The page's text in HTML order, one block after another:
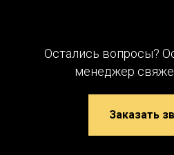
Остались вопросы?
менеджер
Заказать